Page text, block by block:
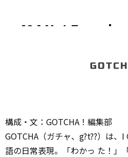
構成・文：GOTCHA！編集部
GOTCHA（ガチャ、g?t??）は、
語の日常表現。「わかっ た！」